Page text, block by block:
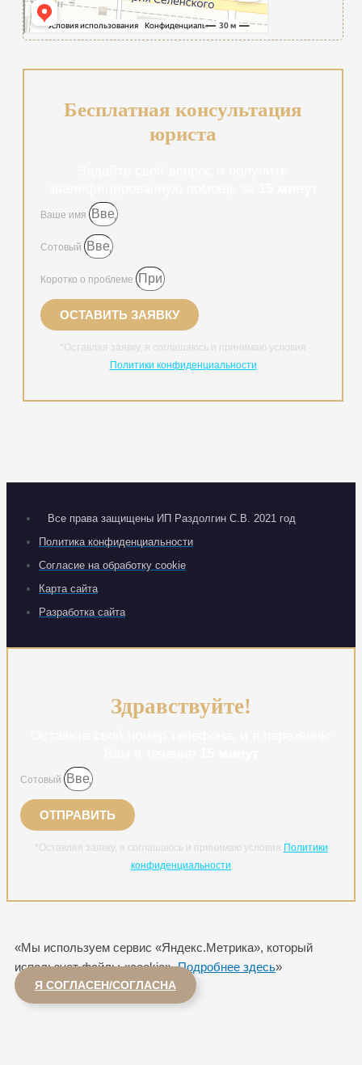
Бесплатная консультация
юриста
Ваше имя
Сотовый
Коротко о проблеме
ОСТАВИТЬ ЗАЯВКУ
*Оставляя заявку, я соглашаюсь и принимаю условия
Политики конфиденциальности
Все права защищены ИП Раздолгин С.В. 2021 год
Политика конфиденциальности
Согласие на обработку cookie
Карта сайта
Разработка сайта
Здравствуйте!
Сотовый
ОТПРАВИТЬ
*Оставляя заявку, я соглашаюсь и принимаю условия Политики
конфиденциальности
«Мы используем сервис «Яндекс.Метрика», который
использует файлы «cookie».Подробнее здесь»
Я СОГЛАСЕН/СОГЛАСНА